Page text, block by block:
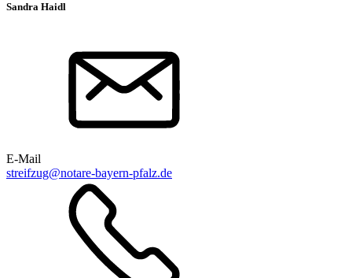
Sandra Haidl
E-Mail
streifzug@notare-bayern-pfalz.de